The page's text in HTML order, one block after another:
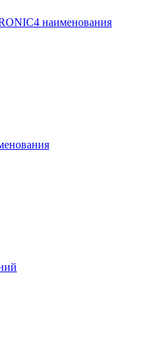
4 наименования